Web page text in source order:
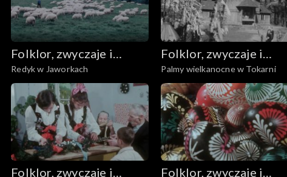
Folklor, zwyczaje i
sztuka ludowa
Redyk w Jaworkach
Folklor, zwyczaje i
sztuka ludowa
Palmy wielkanocne w Tokarni
Folklor, zwyczaje i
Folklor, zwyczaje i